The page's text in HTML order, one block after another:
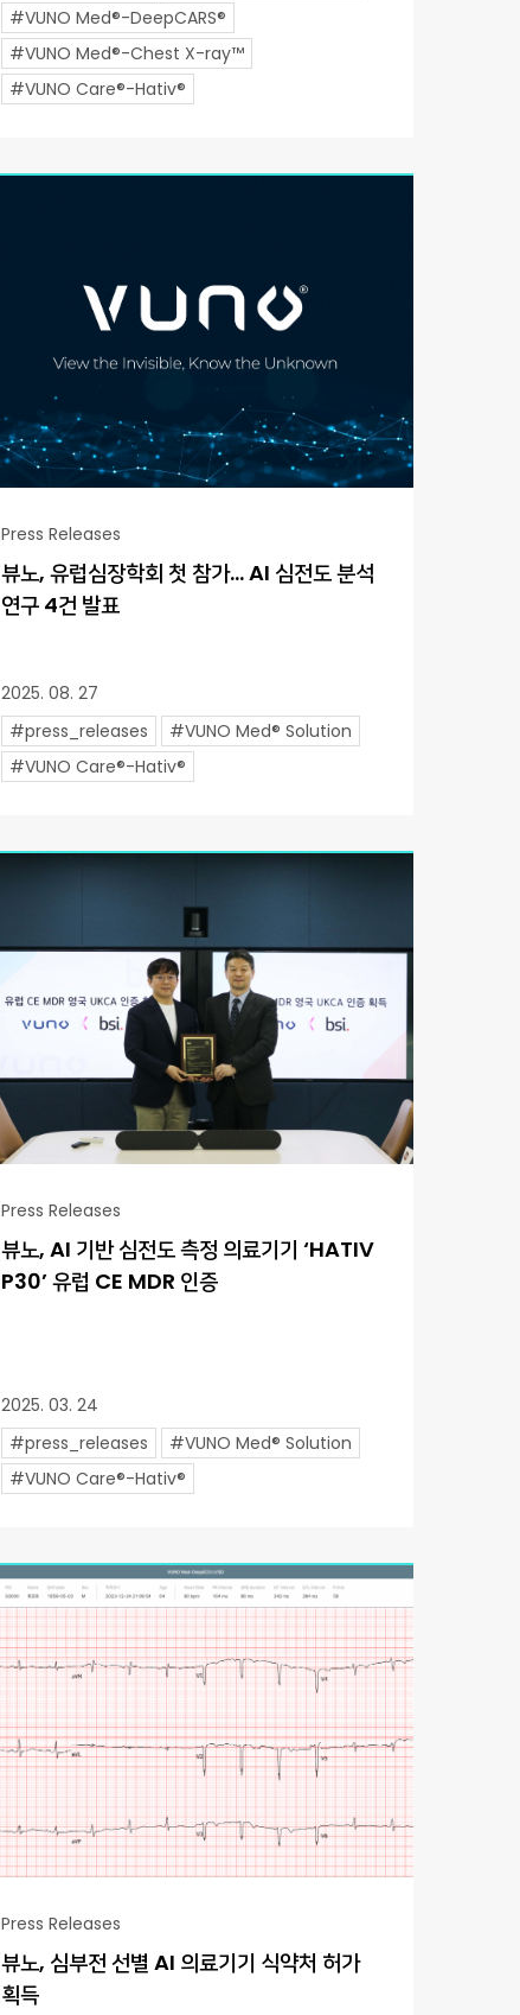
#VUNO Med®-DeepCARS®
#VUNO Med®-Chest X-ray™
#VUNO Care®-Hativ®
Press Releases
뷰노, 유럽심장학회 첫 참가… AI 심전도 분석
연구 4건 발표
2025. 08. 27
#press_releases
#VUNO Med® Solution
#VUNO Care®-Hativ®
Press Releases
뷰노, AI 기반 심전도 측정 의료기기 ‘HATIV
P30’ 유럽 CE MDR 인증
2025. 03. 24
#press_releases
#VUNO Med® Solution
#VUNO Care®-Hativ®
Press Releases
뷰노, 심부전 선별 AI 의료기기 식약처 허가
획득